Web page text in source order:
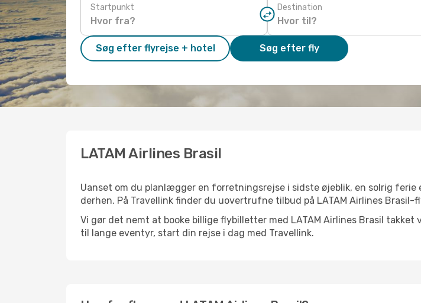
Startpunkt Destination
Søg efter flyrejse + hotel Søg efter fly
LATAM Airlines Brasil
Uanset om du planlægger en forretningsrejse i sidste øjeblik, en solrig ferie
derhen. På Travellink finder du uovertrufne tilbud på LATAM Airlines Brasil-
Vi gør det nemt at booke billige flybilletter med LATAM Airlines Brasil
til lange eventyr, start din rejse i dag med Travellink.